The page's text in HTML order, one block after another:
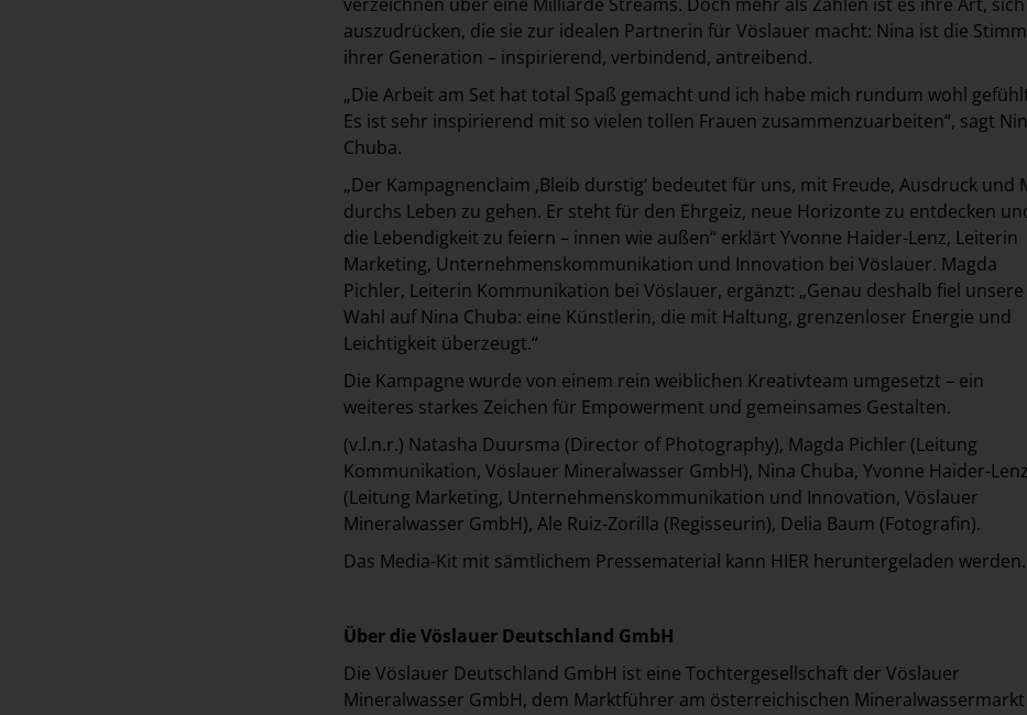
auszudrücken, die sie zur idealen Partnerin für Vöslauer macht: Nina ist die
ihrer Generation – inspirierend, verbindend, antreibend.
„Die Arbeit am Set hat total Spaß gemacht und ich habe mich rundum wohl
Es ist sehr inspirierend mit so vielen tollen Frauen zusammenzuarbeiten“, sagt
Chuba.
„Der Kampagnenclaim ‚Bleib durstig‘ bedeutet für uns, mit Freude, Ausdruck und
durchs Leben zu gehen. Er steht für den Ehrgeiz, neue Horizonte zu entdecken
die Lebendigkeit zu feiern – innen wie außen“ erklärt Yvonne Haider-Lenz, Leiterin
Marketing, Unternehmenskommunikation und Innovation bei Vöslauer. Magda
Pichler, Leiterin Kommunikation bei Vöslauer, ergänzt: „Genau deshalb fiel unsere
Wahl auf Nina Chuba: eine Künstlerin, die mit Haltung, grenzenloser Energie und
Leichtigkeit überzeugt.“
Die Kampagne wurde von einem rein weiblichen Kreativteam umgesetzt – ein
weiteres starkes Zeichen für Empowerment und gemeinsames Gestalten.
(v.l.n.r.) Natasha Duursma (Director of Photography), Magda Pichler (Leitung
Kommunikation, Vöslauer Mineralwasser GmbH), Nina Chuba, Yvonne Haider-Lenz
(Leitung Marketing, Unternehmenskommunikation und Innovation, Vöslauer
Mineralwasser GmbH), Ale Ruiz-Zorilla (Regisseurin), Delia Baum (Fotografin).
Das Media-Kit mit sämtlichem Pressematerial kann HIER heruntergeladen werden.
Über die Vöslauer Deutschland GmbH
Die Vöslauer Deutschland GmbH ist eine Tochtergesellschaft der Vöslauer
Mineralwasser GmbH, dem Marktführer am österreichischen Mineralwassermarkt